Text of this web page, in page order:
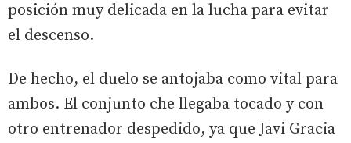
posición muy delicada en la lucha para evitar
el descenso.
De hecho, el duelo se antojaba como vital para
ambos. El conjunto che llegaba tocado y con
otro entrenador despedido, ya que Javi Gracia